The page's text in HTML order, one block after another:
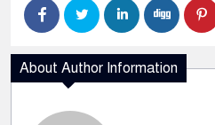
About Author Information